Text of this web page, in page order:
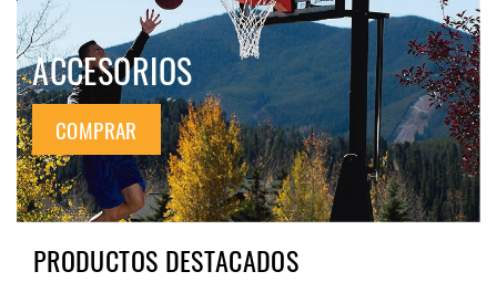
ACCESORIOS
COMPRAR
PRODUCTOS DESTACADOS